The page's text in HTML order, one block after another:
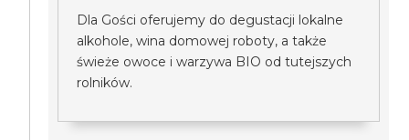
Dla Gości oferujemy do degustacji lokalne
alkohole, wina domowej roboty, a także
świeże owoce i warzywa BIO od tutejszych
rolników.